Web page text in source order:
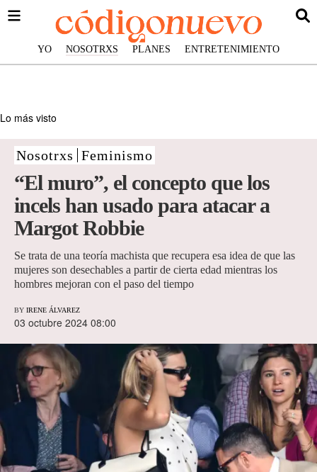
YO NOSOTRXS PLANES ENTRETENIMIENTO
Lo más visto
Nosotrxs Feminismo
“El muro”, el concepto que los
incels han usado para atacar a
Margot Robbie
Se trata de una teoría machista que recupera esa idea de que las
mujeres son desechables a partir de cierta edad mientras los
hombres mejoran con el paso del tiempo
BY IRENE ÁLVAREZ
03 octubre 2024 08:00